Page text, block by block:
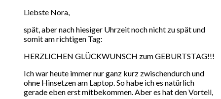
Liebste Nora,
spät, aber nach hiesiger Uhrzeit noch nicht zu spät und
somit am richtigen Tag:
HERZLICHEN GLÜCKWUNSCH zum GEBURTSTAG!!!
Ich war heute immer nur ganz kurz zwischendurch und
ohne Hinsetzen am Laptop. So habe ich es natürlich
gerade eben erst mitbekommen. Aber es hat den Vorteil,